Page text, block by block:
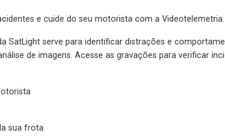
e cuide do seu motorista com a Videotelemetria.
SatLight serve para identificar distrações e
de imagens. Acesse as gravações para verificar
sua frota